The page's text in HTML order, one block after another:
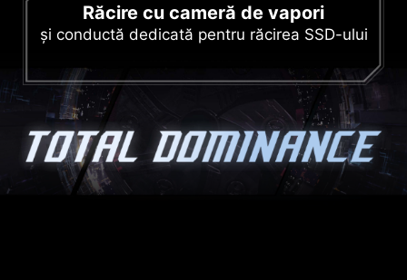
Răcire cu cameră de vapori
și conductă dedicată pentru răcirea SSD-ului